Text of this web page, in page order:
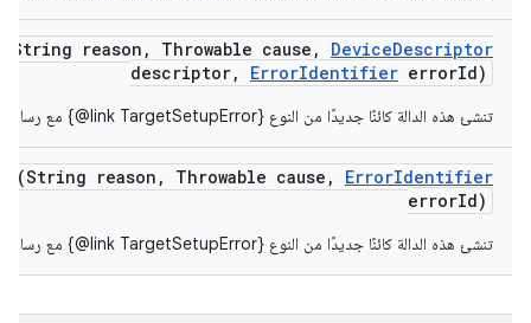
(String reason , Throwable cause , DeviceDescriptor
descriptor, ErrorIdentifier errorId)
تنشئ هذه الدالة كائنًا جديدًا من النوع ‎{@link TargetSetupError} مع رسالة خطأ ذات معنى وسبب.
(String reason , Throwable cause , ErrorIdentifier
errorId)
تنشئ هذه الدالة كائنًا جديدًا من النوع ‎{@link TargetSetupError} مع رسالة خطأ ذات معنى وسبب.